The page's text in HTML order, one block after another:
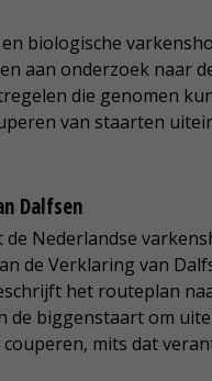
biologische
aan onderzoek naar
die genomen
van staarten
Dalfsen
de Nederlandse
de Verklaring van
het routeplan
de biggenstaart om
mits dat